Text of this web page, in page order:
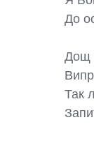
До
Дощ
Так